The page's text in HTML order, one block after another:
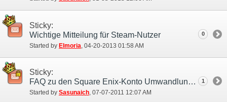
Sticky:
Wichtige Mitteilung für Steam-Nutzer
Started by Elmoria ‎, 04-20-2013 01:58 AM
0
Sticky:
FAQ zu den Square Enix-Konto Umwandlungs- und Zahlungsmöglichkeiten (5. 8. 2011)
Started by Sasunaich‎, 07-07-2011 12:07 AM
1